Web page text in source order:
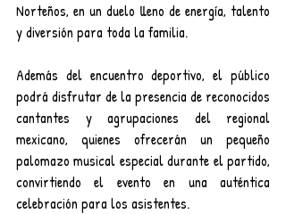
Norteños, en un duelo lleno de energía, talento
y diversión para toda la familia.
Además del encuentro deportivo, el público
podrá disfrutar de la presencia de reconocidos
cantantes y agrupaciones del regional
mexicano, quienes ofrecerán un pequeño
palomazo musical especial durante el partido,
convirtiendo el evento en una auténtica
celebración para los asistentes.